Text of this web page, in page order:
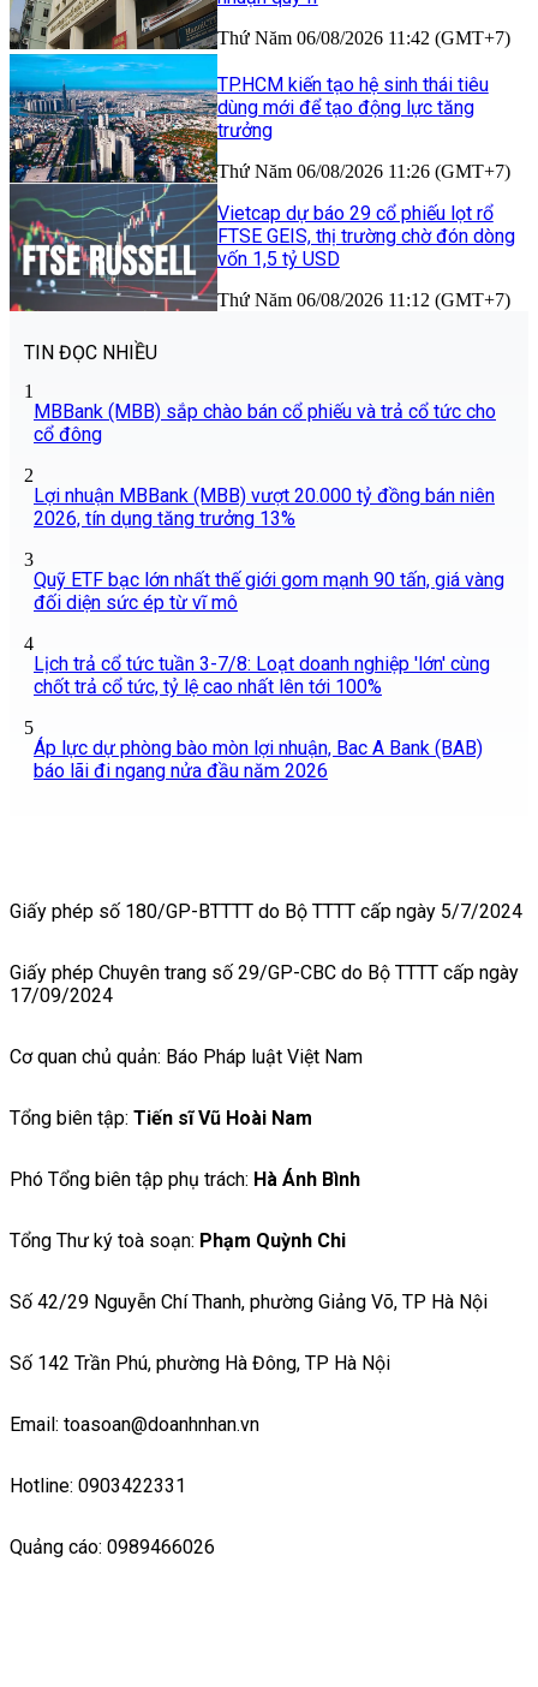
Thứ Năm 06/08/2026 11:42 (GMT+7)
TP.HCM kiến tạo hệ sinh thái tiêu
dùng mới để tạo động lực tăng
trưởng
Thứ Năm 06/08/2026 11:26 (GMT+7)
Vietcap dự báo 29 cổ phiếu lọt rổ
FTSE GEIS, thị trường chờ đón dòng
vốn 1,5 tỷ USD
Thứ Năm 06/08/2026 11:12 (GMT+7)
TIN ĐỌC NHIỀU
1
MBBank (MBB) sắp chào bán cổ phiếu và trả cổ tức cho
cổ đông
2
Lợi nhuận MBBank (MBB) vượt 20.000 tỷ đồng bán niên
2026, tín dụng tăng trưởng 13%
3
Quỹ ETF bạc lớn nhất thế giới gom mạnh 90 tấn, giá vàng
đối diện sức ép từ vĩ mô
4
Lịch trả cổ tức tuần 3-7/8: Loạt doanh nghiệp 'lớn' cùng
chốt trả cổ tức, tỷ lệ cao nhất lên tới 100%
5
Áp lực dự phòng bào mòn lợi nhuận, Bac A Bank (BAB)
báo lãi đi ngang nửa đầu năm 2026
Giấy phép số 180/GP-BTTTT do Bộ TTTT cấp ngày 5/7/2024
Giấy phép Chuyên trang số 29/GP-CBC do Bộ TTTT cấp ngày
17/09/2024
Cơ quan chủ quản: Báo Pháp luật Việt Nam
Tổng biên tập: Tiến sĩ Vũ Hoài Nam
Phó Tổng biên tập phụ trách: Hà Ánh Bình
Tổng Thư ký toà soạn: Phạm Quỳnh Chi
Số 42/29 Nguyễn Chí Thanh, phường Giảng Võ, TP Hà Nội
Số 142 Trần Phú, phường Hà Đông, TP Hà Nội
Email: toasoan@doanhnhan.vn
Hotline: 0903422331
Quảng cáo: 0989466026